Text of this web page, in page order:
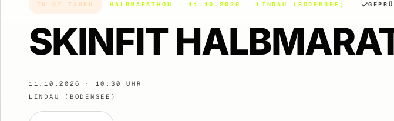
IN 67 TAGEN HALBMARATHON 11.10.2026 LINDAU (BODENSEE)
SKINFIT
11.10.2026 · 10:30 UHR
LINDAU (BODENSEE)